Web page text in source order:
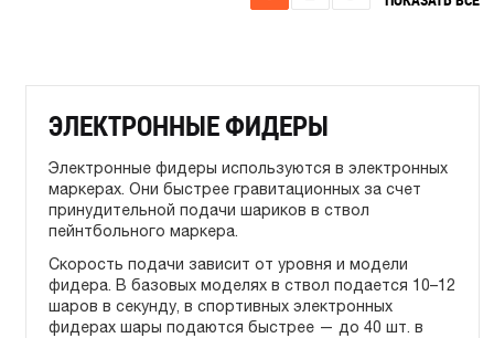
ЭЛЕКТРОННЫЕ ФИДЕРЫ
Электронные фидеры используются в электронных
маркерах. Они быстрее гравитационных за счет
принудительной подачи шариков в ствол
пейнтбольного маркера.
Скорость подачи зависит от уровня и модели
фидера. В базовых моделях в ствол подается 10–12
шаров в секунду, в спортивных электронных
фидерах шары подаются быстрее — до 40 шт. в